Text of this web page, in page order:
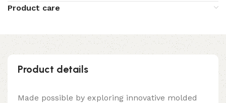
Product care
Product details
Made possible by exploring innovative molded